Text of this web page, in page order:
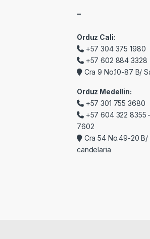
–
Orduz Cali:
+57 304 375 1980
+57 602 884 3328
Cra 9 No.10-87 B/
Orduz Medellin:
+57 301 755 3680
+57 604 322 8355
7602
Cra 54 No.49-20 B/
candelaria